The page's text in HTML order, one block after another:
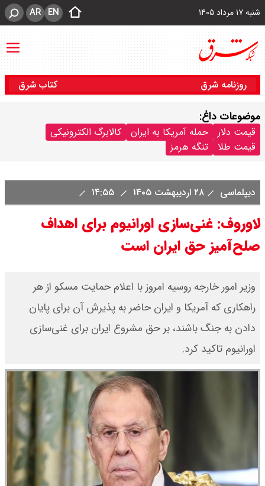
شنبه ۱۷ مرداد ۱۴۰۵ EN
AR
روزنامه شرق کتاب شرق
موضوعات داغ:
قیمت دلار حمله آمریکا به ایران
کالابرگ الکترونیکی
قیمت طلا
تنگه هرمز
دیپلماسی ۲۸ اردیبهشت ۱۴۰۵
لاوروف: غنی‌سازی اورانیوم برای اهداف
صلح‌آمیز حق ایران است
وزیر امور خارجه روسیه امروز با اعلام حمایت مسکو از هر
راهکاری که آمریکا و ایران حاضر به پذیرش آن برای پایان
دادن به جنگ باشند، بر حق مشروع ایران برای غنی‌سازی
اورانیوم تاکید کرد.